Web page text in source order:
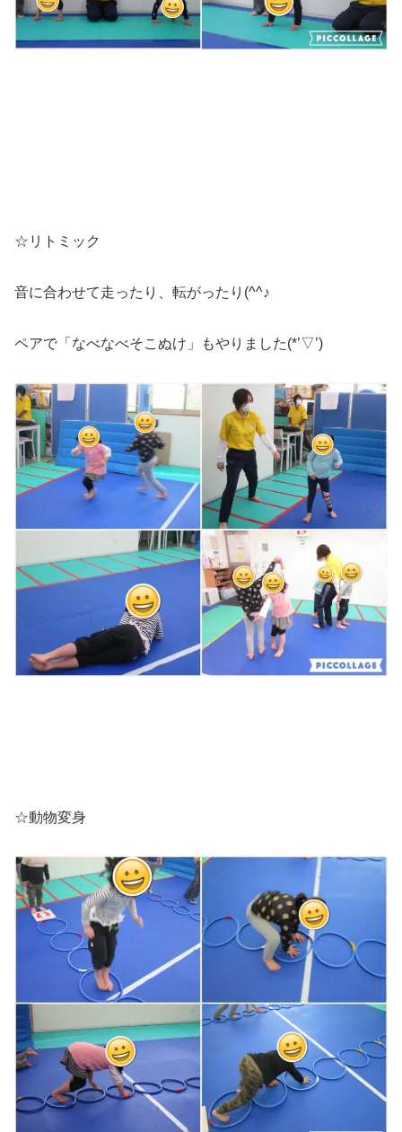
☆リトミック
音に合わせて走ったり、転がったり(^^♪
ペアで「なべなべそこぬけ」もやりました(*’▽’)
☆動物変身